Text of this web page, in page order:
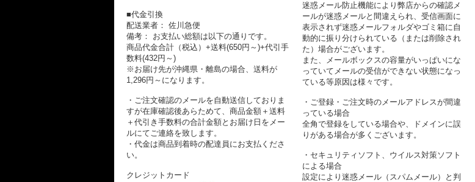
■代金引換
配送業者： 佐川急便
備考： お支払い総額は以下の通りです。
商品代金合計（税込）+送料(650円～)+代引手
数料(432円～)
※お届け先が沖縄県・離島の場合、送料が
1,296円～になります。
・ご注文確認のメールを自動送信しておりま
すが在庫確認後あらためて、商品金額＋送料
＋代引き手数料の合計金額とお届け日をメー
ルにてご連絡を致します。
・代金は商品到着時の配達員にお支払くださ
い。
クレジットカード
迷惑メール防止機能により弊店からの確認メ
ールが迷惑メールと間違えられ、受信画面に
表示されず迷惑メールフォルダやゴミ箱に自
動的に振り分けられている（または削除され
た）場合がございます。
また、メールボックスの容量がいっぱいにな
っていてメールの受信ができない状態になっ
ている等原因は様々です。
・ご登録・ご注文時のメールアドレスが間違
っている場合
全角で登録をしている場合や、ドメインに誤
りがある場合が多くございます。
・セキュリティソフト、ウイルス対策ソフト
による場合
設定により迷惑メール（スパムメール）と判